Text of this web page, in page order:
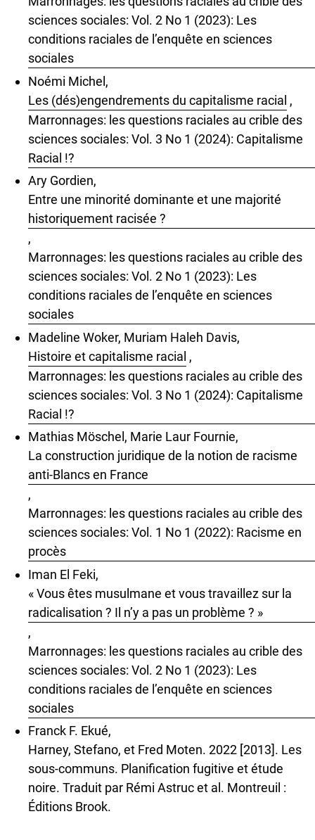
sciences sociales: Vol. 2 No 1 (2023): Les
conditions raciales de l’enquête en sciences
sociales
Noémi Michel,
Les (dés)engendrements du capitalisme racial ,
Marronnages: les questions raciales au crible des
sciences sociales: Vol. 3 No 1 (2024): Capitalisme
Racial !?
Ary Gordien,
Entre une minorité dominante et une majorité
historiquement racisée ?
,
Marronnages: les questions raciales au crible des
sciences sociales: Vol. 2 No 1 (2023): Les
conditions raciales de l’enquête en sciences
sociales
Madeline Woker, Muriam Haleh Davis,
Histoire et capitalisme racial ,
Marronnages: les questions raciales au crible des
sciences sociales: Vol. 3 No 1 (2024): Capitalisme
Racial !?
Mathias Möschel, Marie Laur Fournie,
La construction juridique de la notion de racisme
anti-Blancs en France
,
Marronnages: les questions raciales au crible des
sciences sociales: Vol. 1 No 1 (2022): Racisme en
procès
Iman El Feki,
« Vous êtes musulmane et vous travaillez sur la
radicalisation ? Il n’y a pas un problème ? »
,
Marronnages: les questions raciales au crible des
sciences sociales: Vol. 2 No 1 (2023): Les
conditions raciales de l’enquête en sciences
sociales
Franck F. Ekué,
Harney, Stefano, et Fred Moten. 2022 [2013]. Les
sous-communs. Planification fugitive et étude
noire. Traduit par Rémi Astruc et al. Montreuil :
Éditions Brook.